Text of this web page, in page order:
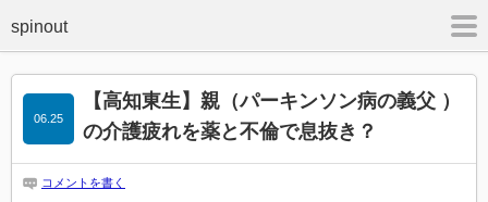
【高知東生】親（パーキンソン病の義父 ）
の介護疲れを薬と不倫で息抜き？
06.25
コメントを書く